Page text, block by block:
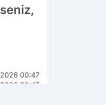
00:47
00:47